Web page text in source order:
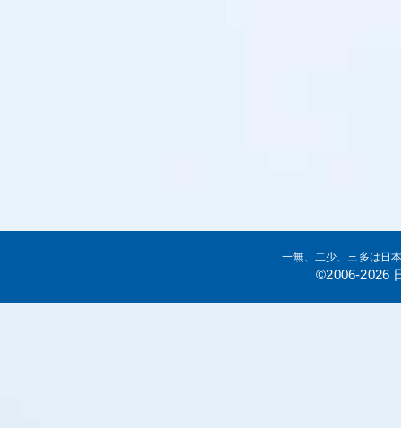
一無、二少、三多は日
©2006-2026